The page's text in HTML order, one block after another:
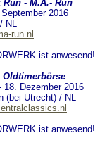
- M.A.- Run
2016
run.nl
ist anwesend!
Oldtimerbörse
18. Dezember 2016
Utrecht) / NL
ist anwesend!